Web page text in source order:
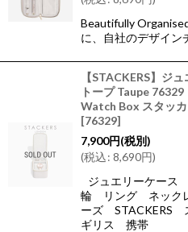
Beautifully
に、自社のデザイン
【STACKERS】ジ
トープ Taupe
Watch Box スタッ
[76329]
7,900円(税別)
(税込: 8,690円)
ジュエリーケー
輪 リング ネック
ーズ STACKERS
ギリス 携帯